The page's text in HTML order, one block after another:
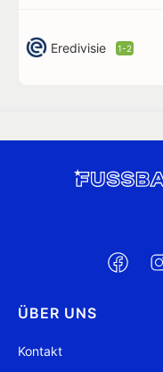
Eredivisie 1-2
ÜBER UNS
Kontakt